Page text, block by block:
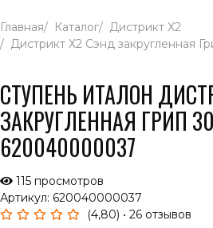
Главная Каталог
Дистрикт X2
Дистрикт Х2 Сэнд закругленная
СТУПЕНЬ ИТАЛОН
ЗАКРУГЛЕННАЯ ГРИП
620040000037
115 просмотров
Артикул: 620040000037
(4,80) • 26 отзывов